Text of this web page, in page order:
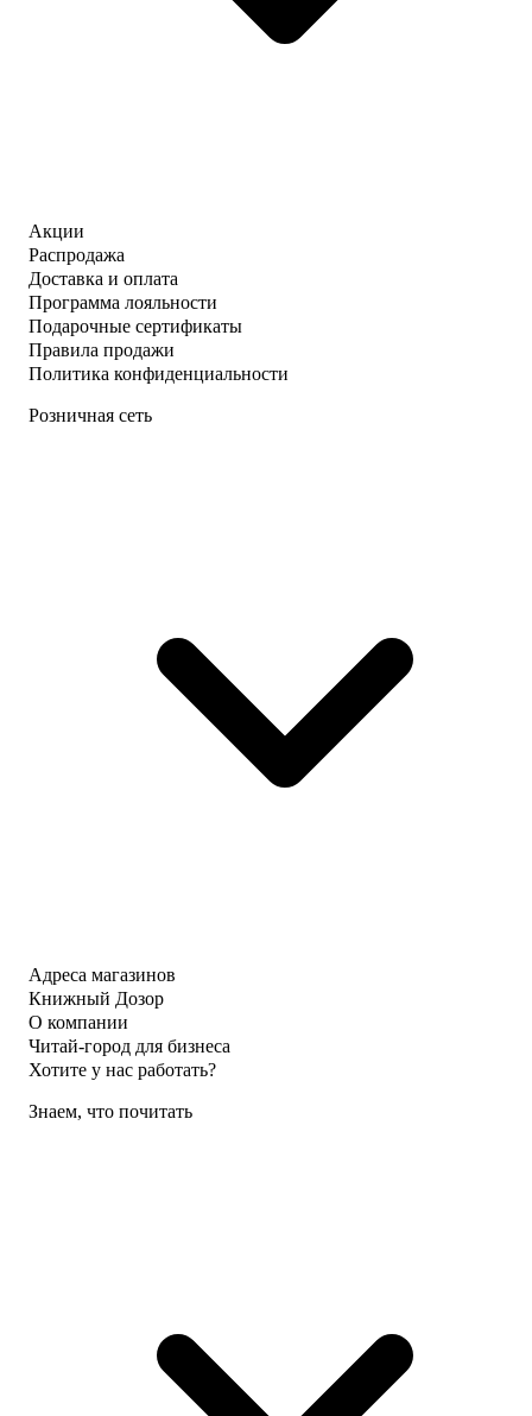
Акции
Распродажа
Доставка и оплата
Программа лояльности
Подарочные сертификаты
Правила продажи
Политика конфиденциальности
Розничная сеть
Адреса магазинов
Книжный Дозор
О компании
Читай-город для бизнеса
Хотите у нас работать?
Знаем, что почитать